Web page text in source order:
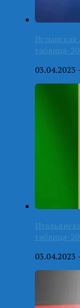
Испанская
таблица-
03.04.2023
таблица-
03.04.2023